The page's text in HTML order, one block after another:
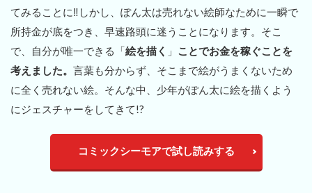
てみることに‼しかし、ぽん太は売れない絵師なために一瞬で
所持金が底をつき、早速路頭に迷うことになります。そこ
で、自分が唯一できる「絵を描く 」 ことでお金を稼ぐことを
考えました。 言葉も分からず、そこまで絵がうまくないため
に全く売れない絵。そんな中、少年がぽん太に絵を描くよう
にジェスチャーをしてきて!?
コミックシーモアで試し読みする